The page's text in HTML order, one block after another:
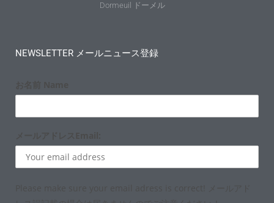
Dormeuil ドーメル
NEWSLETTER メールニュース登録